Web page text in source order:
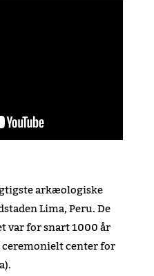
arkæologiske
Lima, Peru. De
var for snart 1000 år
center for